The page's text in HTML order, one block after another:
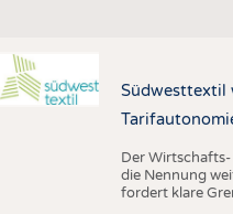
Südwesttextil
Der
die Nennung
fordert klare